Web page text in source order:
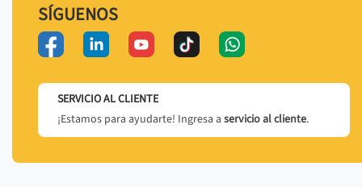
SÍGUENOS
SERVICIO AL CLIENTE
¡Estamos para ayudarte! Ingresa a servicio al cliente.